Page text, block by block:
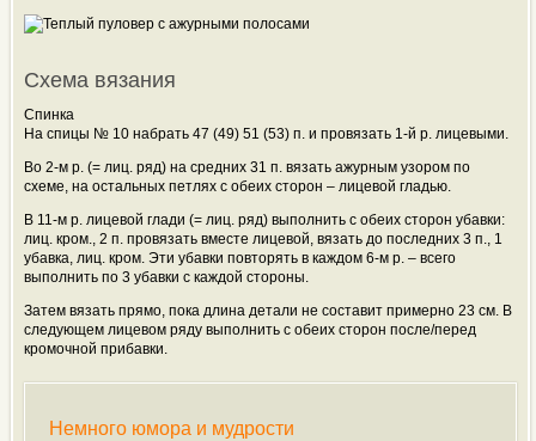
Схема вязания
Спинка
На спицы № 10 набрать 47 (49) 51 (53) п. и провязать 1-й р. лицевыми.
Во 2-м р. (= лиц. ряд) на средних 31 п. вязать ажурным узором по
схеме, на остальных петлях с обеих сторон – лицевой гладью.
В 11-м р. лицевой глади (= лиц. ряд) выполнить с обеих сторон убавки:
лиц. кром., 2 п. провязать вместе лицевой, вязать до последних 3 п., 1
убавка, лиц. кром. Эти убавки повторять в каждом 6-м р. – всего
выполнить по 3 убавки с каждой стороны.
Затем вязать прямо, пока длина детали не составит примерно 23 см. В
следующем лицевом ряду выполнить с обеих сторон после/перед
кромочной прибавки.
Немного юмора и мудрости